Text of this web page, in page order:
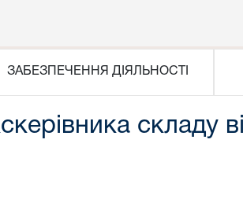
ЗАБЕЗПЕЧЕННЯ ДІЯЛЬНОСТІ
складу